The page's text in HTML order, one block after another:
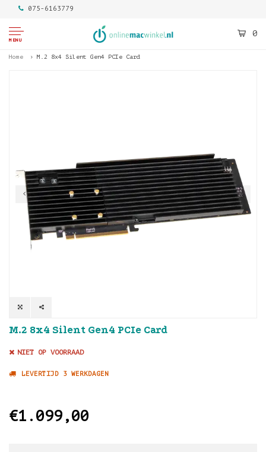
075-6163779
MENU
0
Home M.2 8x4 Silent Gen4 PCIe Card
M.2 8x4 Silent Gen4 PCIe Card
NIET OP VOORRAAD
LEVERTIJD 3 WERKDAGEN
€1.099,00